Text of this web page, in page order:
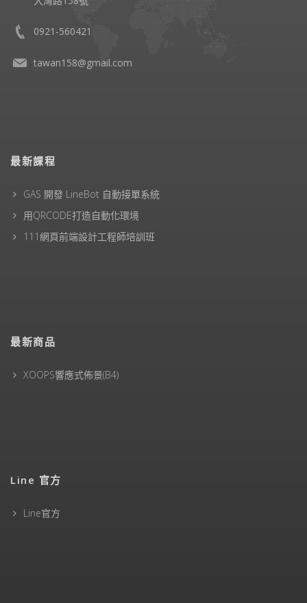
0921-560421
tawan158@gmail.com
最新課程
GAS 開發 LineBot 自動接單系統
用QRCODE打造自動化環境
111網頁前端設計工程師培訓班
最新商品
XOOPS響應式佈景(B4)
Line 官方
Line官方